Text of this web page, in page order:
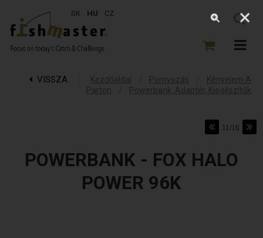
SK HU CZ
VISSZA Kezdőoldal Pontyozás
Kényelem A
Parton
Powerbank, Adaptér, Kiegészítők
11/16
POWERBANK - FOX HALO
POWER 96K